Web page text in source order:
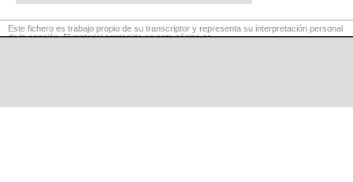
Este fichero es trabajo propio de su transcriptor y representa su interpretación personal
de la canción. El material contenido en esta página es